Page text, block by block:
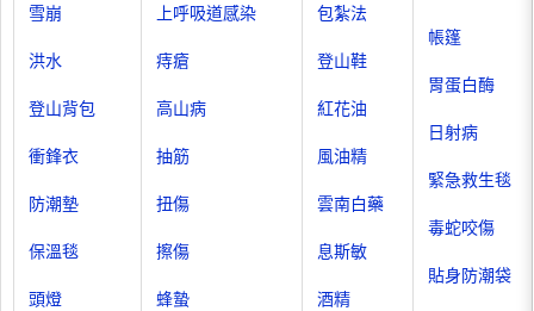
雪崩
洪水
登山背包
衝鋒衣
防潮墊
保溫毯
頭燈
上呼吸道感染
痔瘡
高山病
抽筋
扭傷
擦傷
蜂蟄
包紮法
登山鞋
紅花油
風油精
雲南白藥
息斯敏
酒精
帳篷
胃蛋白酶
日射病
緊急救生毯
毒蛇咬傷
貼身防潮袋